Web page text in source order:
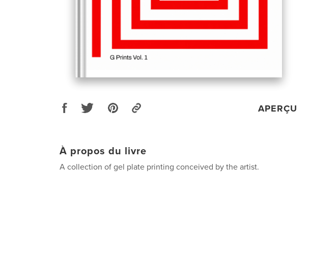
APERÇU
À propos du livre
A collection of gel plate printing conceived by the artist.